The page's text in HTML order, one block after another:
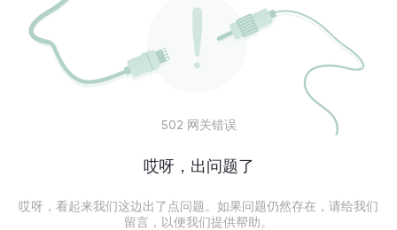
502 网关错误
哎呀，出问题了
哎呀，看起来我们这边出了点问题。如果问题仍然存在，请给我们
留言，以便我们提供帮助。